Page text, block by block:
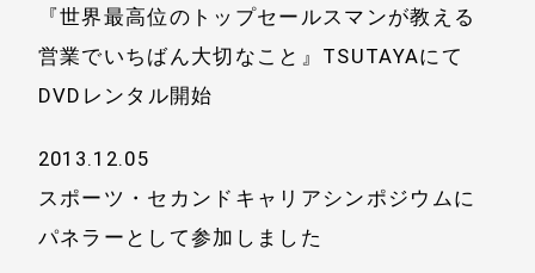
『世界最高位のトップセールスマンが教える
営業でいちばん大切なこと』TSUTAYAにて
DVDレンタル開始
2013.12.05
スポーツ・セカンドキャリアシンポジウムに
パネラーとして参加しました